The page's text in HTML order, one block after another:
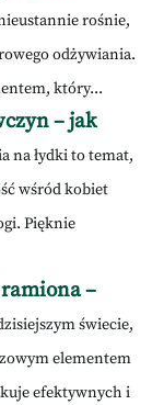
rośnie,
odżywiania.
który...
– jak
na łydki to temat,
wśród kobiet
Pięknie
–
świecie,
elementem
efektywnych i